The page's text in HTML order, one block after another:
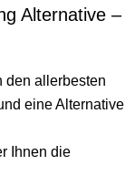
Alternative –
den allerbesten
eine Alternative
Ihnen die